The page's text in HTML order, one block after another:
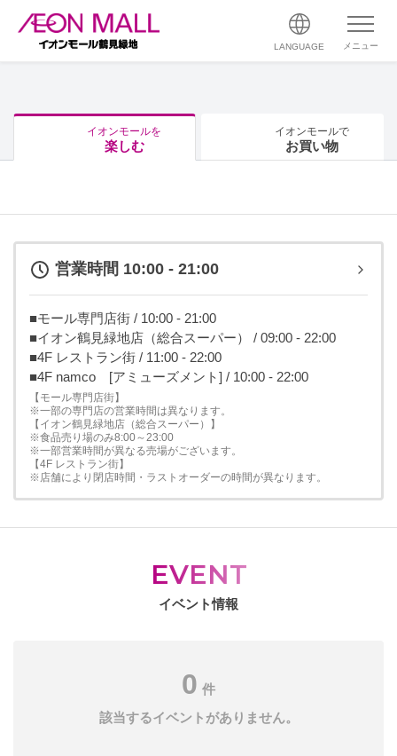
LANGUAGE メニュー
イオンモールを
楽しむ
イオンモールで
お買い物
営業時間 10:00 - 21:00
■モール専門店街 / 10:00 - 21:00
■イオン鶴見緑地店（総合スーパー） / 09:00 - 22:00
■4F レストラン街 / 11:00 - 22:00
■4F namco [アミューズメント] / 10:00 - 22:00
【モール専門店街】
※一部の専門店の営業時間は異なります。
【イオン鶴見緑地店（総合スーパー）】
※食品売り場のみ8:00～23:00
※一部営業時間が異なる売場がございます。
【4F レストラン街】
※店舗により閉店時間・ラストオーダーの時間が異なります。
EVENT
イベント情報
0 件
該当するイベントがありません。